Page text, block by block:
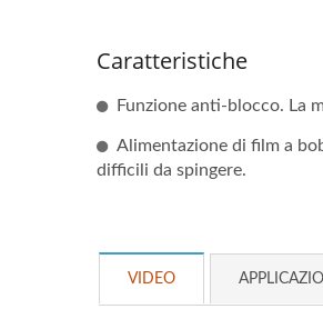
Caratteristiche
Funzione anti-blocco. La
Alimentazione di film a
difficili da spingere.
VIDEO